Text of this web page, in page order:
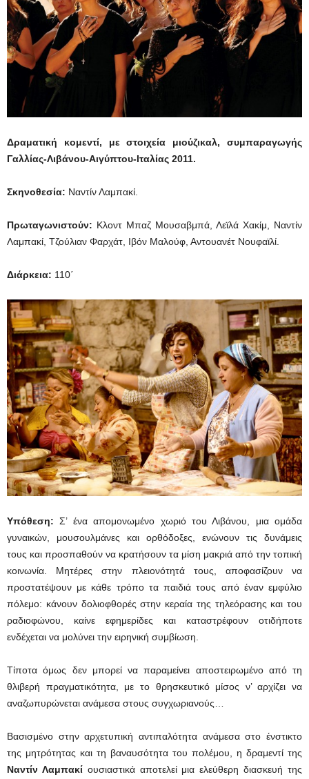
Δραματική κομεντί, με στοιχεία μιούζικαλ, συμπαραγωγής
Γαλλίας-Λιβάνου-Αιγύπτου-Ιταλίας 2011.
Σκηνοθεσία: Ναντίν Λαμπακί.
Πρωταγωνιστούν: Κλοντ Μπαζ Μουσαβμπά, Λεϊλά Χακίμ, Ναντίν
Λαμπακί, Τζούλιαν Φαρχάτ, Ιβόν Μαλούφ, Αντουανέτ Νουφαϊλί.
Διάρκεια: 110΄
Υπόθεση: Σ’ ένα απομονωμένο χωριό του Λιβάνου, μια ομάδα
γυναικών, μουσουλμάνες και ορθόδοξες, ενώνουν τις δυνάμεις
τους και προσπαθούν να κρατήσουν τα μίση μακριά από την τοπική
κοινωνία. Μητέρες στην πλειονότητά τους, αποφασίζουν να
προστατέψουν με κάθε τρόπο τα παιδιά τους από έναν εμφύλιο
πόλεμο: κάνουν δολιοφθορές στην κεραία της τηλεόρασης και του
ραδιοφώνου, καίνε εφημερίδες και καταστρέφουν οτιδήποτε
ενδέχεται να μολύνει την ειρηνική συμβίωση.
Τίποτα όμως δεν μπορεί να παραμείνει αποστειρωμένο από τη
θλιβερή πραγματικότητα, με το θρησκευτικό μίσος ν’ αρχίζει να
αναζωπυρώνεται ανάμεσα στους συγχωριανούς…
Βασισμένο στην αρχετυπική αντιπαλότητα ανάμεσα στο ένστικτο
της μητρότητας και τη βαναυσότητα του πολέμου, η δραμεντί της
Ναντίν Λαμπακίουσιαστικά αποτελεί μια ελεύθερη διασκευή της